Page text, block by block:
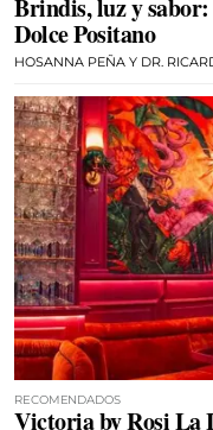
Brindis, luz y
Dolce Positano
HOSANNA PEÑA Y DR.
RECOMENDADOS
Victoria by Rosi La